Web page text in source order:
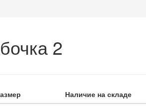
2
Наличие на складе